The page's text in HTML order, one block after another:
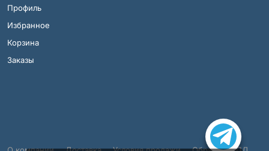
Профиль
Избранное
Корзина
Заказы